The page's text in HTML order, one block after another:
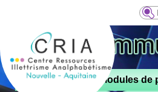
Menu
principal Le CRIA Modules